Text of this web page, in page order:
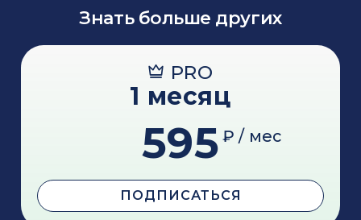
Знать больше других
PRO
1 месяц
595 ₽ / мес
ПОДПИСАТЬСЯ